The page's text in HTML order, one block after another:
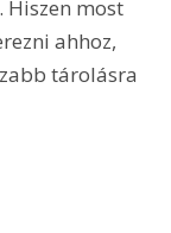
Hiszen most
ahhoz,
tárolásra